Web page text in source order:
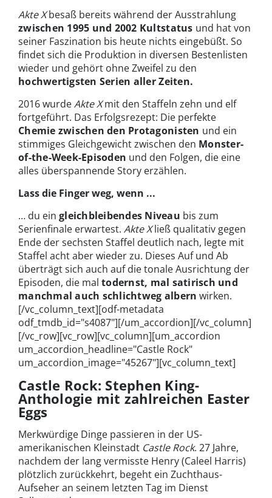
Akte Xbesaß bereits während der Ausstrahlung
zwischen 1995 und 2002 Kultstatus und hat von
seiner Faszination bis heute nichts eingebüßt. So
findet sich die Produktion in diversen Bestenlisten
wieder und gehört ohne Zweifel zu den
hochwertigsten Serien aller Zeiten.
2016 wurdeAkte Xmit den Staffeln zehn und elf
fortgeführt. Das Erfolgsrezept: Die perfekte
Chemie zwischen den Protagonisten und ein
stimmiges Gleichgewicht zwischen den Monster-
of-the-Week-Episoden und den Folgen, die eine
alles überspannende Story erzählen.
Lass die Finger weg, wenn ...
… du ein gleichbleibendes Niveau bis zum
Serienfinale erwartest. Akte Xließ qualitativ gegen
Ende der sechsten Staffel deutlich nach, legte mit
Staffel acht aber wieder zu. Dieses Auf und Ab
überträgt sich auch auf die tonale Ausrichtung der
Episoden, die mal todernst, mal satirisch und
manchmal auch schlichtweg albern wirken.
[/vc_column_text][odf-metadata
odf_tmdb_id="s4087"][/um_accordion][/vc_column]
[/vc_row][vc_row][vc_column][um_accordion
um_accordion_headline="Castle Rock"
um_accordion_image="45267"][vc_column_text]
Castle Rock: Stephen King-
Anthologie mit zahlreichen Easter
Eggs
Merkwürdige Dinge passieren in der US-
amerikanischen Kleinstadt Castle Rock. 27 Jahre,
nachdem der lang vermisste Henry (Caleel Harris)
plötzlich zurückkehrt, begeht ein Zuchthaus-
Aufseher an seinem letzten Tag im Dienst